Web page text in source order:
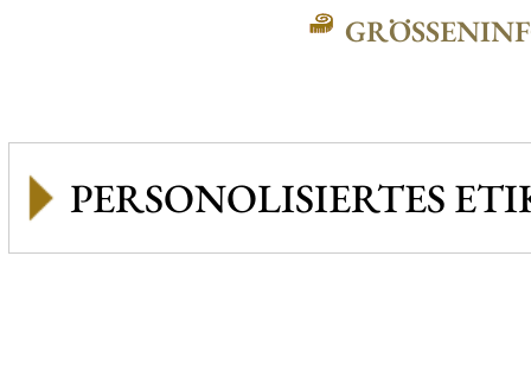
GRÖSSENINFO
PERSONOLISIERTES